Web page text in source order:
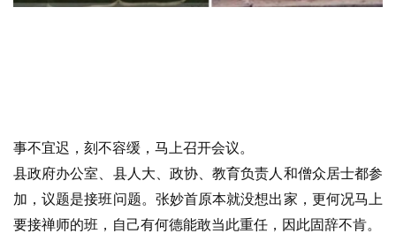
人
礼
视
频
事不宜迟，刻不容缓，马上召开会议。
县政府办公室、县人大、政协、教育负责人和僧众居士都参
加，议题是接班问题。张妙首原本就没想出家，更何况马上
要接禅师的班，自己有何德能敢当此重任，因此固辞不肯。